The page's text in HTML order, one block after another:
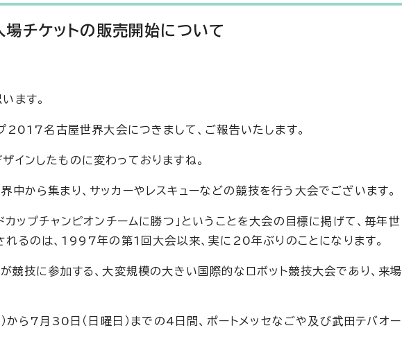
チケットの販売開始について
ます。
2017名古屋世界大会につきまして、ご報告いたします。
インしたものに変わっておりますね。
中から集まり、サッカーやレスキューなどの競技を行う大会でございます。
ップチャンピオンチームに勝つ」ということを大会の目標に掲げて、毎年世
れるのは、1997年の第1回大会以来、実に20年ぶりのことになります。
技に参加する、大変規模の大きい国際的なロボット競技大会であり、来場
ら7月30日（日曜日）までの4日間、ポートメッセなごや及び武田テバオー